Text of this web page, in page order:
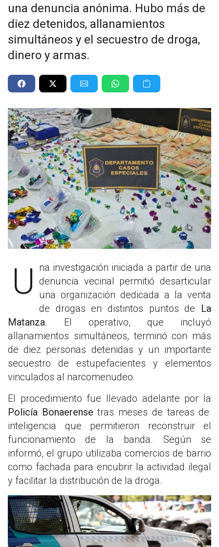
una denuncia anónima. Hubo más de
diez detenidos, allanamientos
simultáneos y el secuestro de droga,
dinero y armas.
Una investigación iniciada a partir de una denuncia vecinal permitió desarticular
una organización dedicada a la venta
de drogas en distintos puntos de La
Matanza. El operativo, que incluyó
allanamientos simultáneos, terminó con más
de diez personas detenidas y un importante
secuestro de estupefacientes y elementos
vinculados al narcomenudeo.
El procedimiento fue llevado adelante por la
Policía Bonaerensetras meses de tareas de
inteligencia que permitieron reconstruir el
funcionamiento de la banda. Según se
informó, el grupo utilizaba comercios de barrio
como fachada para encubrir la actividad ilegal
y facilitar la distribución de la droga.